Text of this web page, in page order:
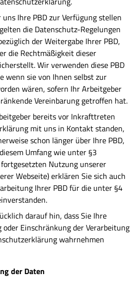
Ihre PBD zur Verfügung stellen
die Datenschutz-Regelungen
der Weitergabe Ihrer PBD,
die Rechtmäßigkeit dieser
Wir verwenden diese PBD
wenn sie von Ihnen selbst zur
wären, sofern Ihr Arbeitgeber
Vereinbarung getroffen hat.
bereits vor Inkrafttreten
mit uns in Kontakt standen,
schon länger über Ihre PBD,
Umfang wie unter §3
Nutzung unserer
Webseite) erklären Sie sich auch
Ihrer PBD für die unter §4
darauf hin, dass Sie Ihre
oder Einschränkung der Verarbeitung
wahrnehmen
der Daten